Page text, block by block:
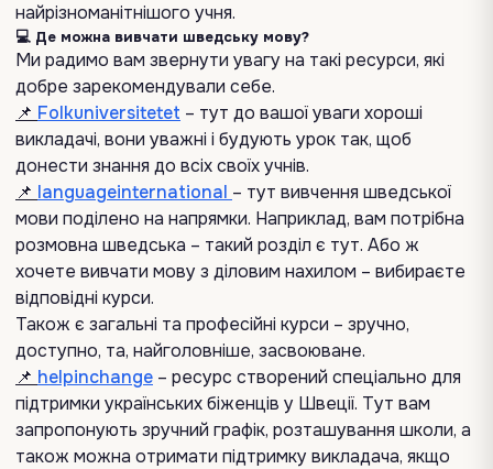
найрізноманітнішого учня.
💻 Де можна вивчати шведську мову?
Ми радимо вам звернути увагу на такі ресурси, які
добре зарекомендували себе.
📌 Folkuniversitetet – тут до вашої уваги хороші
викладачі, вони уважні і будують урок так, щоб
донести знання до всіх своїх учнів.
📌 languageinternational – тут вивчення шведської
мови поділено на напрямки. Наприклад, вам потрібна
розмовна шведська – такий розділ є тут. Або ж
хочете вивчати мову з діловим нахилом – вибираєте
відповідні курси.
Також є загальні та професійні курси – зручно,
доступно, та, найголовніше, засвоюване.
📌 helpinchange – ресурс створений спеціально для
підтримки українських біженців у Швеції. Тут вам
запропонують зручний графік, розташування школи, а
також можна отримати підтримку викладача, якщо